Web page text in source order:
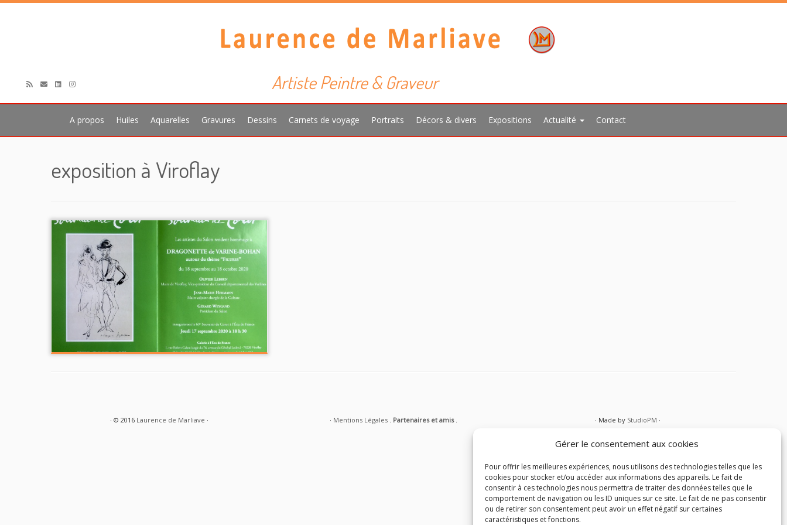
Gérer le consentement aux cookies
Pour offrir les meilleures expériences, nous utilisons des technologies telles que les
cookies pour stocker et/ou accéder aux informations des appareils. Le fait de
consentir à ces technologies nous permettra de traiter des données telles que le
comportement de navigation ou les ID uniques sur ce site. Le fait de ne pas consentir
ou de retirer son consentement peut avoir un effet négatif sur certaines
caractéristiques et fonctions.
Artiste Peintre & Graveur
A propos Huiles Aquarelles Gravures Dessins Carnets de voyage Portraits Décors & divers Expositions Actualité Contact
exposition à Viroflay
· © 2016 Laurence de Marliave · · Mentions Légales . Partenaires et amis. · Made by StudioPM ·